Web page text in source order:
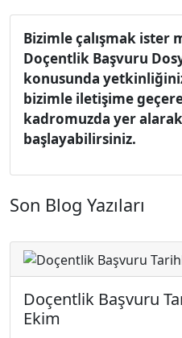
Bizimle çalışmak ister
Doçentlik Başvuru
konusunda
bizimle iletişime
kadromuzda yer alarak
başlayabilirsiniz.
Son Blog Yazıları
Doçentlik Başvuru
Ekim